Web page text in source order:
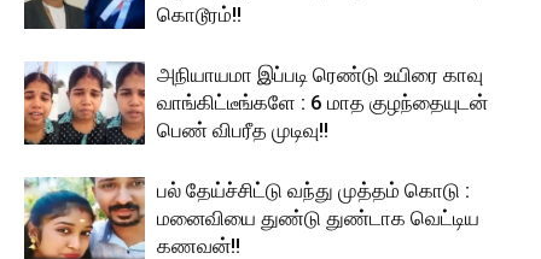
கொடூரம்!!
அநியாயமா இப்படி ரெண்டு உயிரை காவு
வாங்கிட்டீங்களே : 6 மாத குழந்தையுடன்
பெண் விபரீத முடிவு!!
பல் தேய்ச்சிட்டு வந்து முத்தம் கொடு :
மனைவியை துண்டு துண்டாக வெட்டிய
கணவன்!!